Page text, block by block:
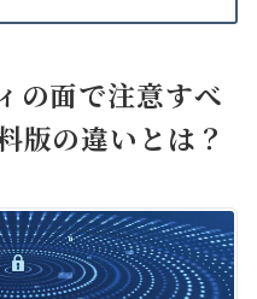
の面で注意すべ
版の違いとは？